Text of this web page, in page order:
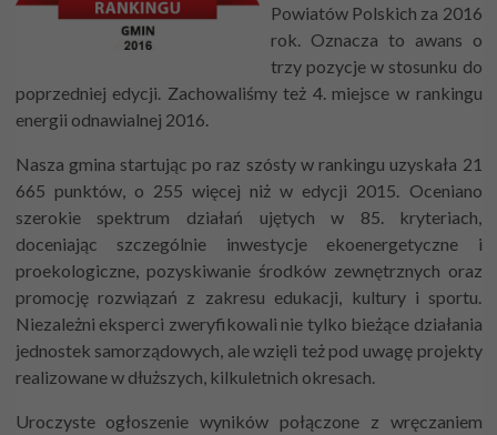
Powiatów Polskich za 2016
rok. Oznacza to awans o
trzy pozycje w stosunku do
poprzedniej edycji. Zachowaliśmy też 4. miejsce w rankingu
energii odnawialnej 2016.
Nasza gmina startując po raz szósty w rankingu uzyskała 21
665 punktów, o 255 więcej niż w edycji 2015. Oceniano
szerokie spektrum działań ujętych w 85. kryteriach,
doceniając szczególnie inwestycje ekoenergetyczne i
proekologiczne, pozyskiwanie środków zewnętrznych oraz
promocję rozwiązań z zakresu edukacji, kultury i sportu.
Niezależni eksperci zweryfikowali nie tylko bieżące działania
jednostek samorządowych, ale wzięli też pod uwagę projekty
realizowane w dłuższych, kilkuletnich okresach.
Uroczyste ogłoszenie wyników połączone z wręczaniem